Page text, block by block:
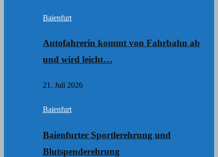
Baienfurt
Autofahrerin kommt von Fahrbahn ab
und wird leicht…
21. Juli 2026
Baienfurt
Baienfurter Sportlerehrung und
Blutspenderehrung